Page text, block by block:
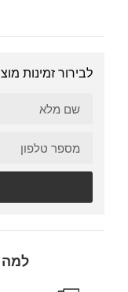
לבירור זמינות
למה